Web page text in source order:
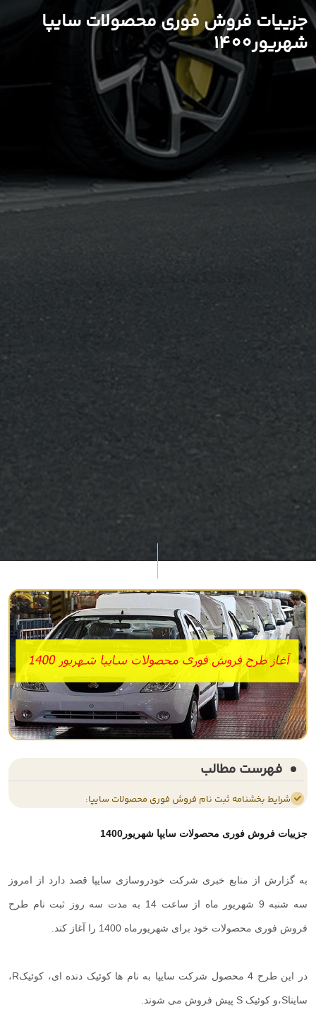
جزییات فروش فوری محصولات سایپا
شهریور1400
فهرست مطالب
شرایط بخشنامه ثبت نام فروش فوری محصولات سایپا:
جزییات فروش فوری محصولات سایپا شهریور1400
به گزارش از منابع خبری شرکت خودروسازی سایپا قصد دارد از امروز
سه شنبه 9 شهریور ماه از ساعت 14 به مدت سه روز ثبت نام طرح
فروش فوری محصولات خود برای شهریورماه 1400 را آغاز کند.
در این طرح 4 محصول شرکت سایپا به نام ها کوئیک دنده ای، کوئیک R،
سایناS،و کوئیک S پیش فروش می شوند.